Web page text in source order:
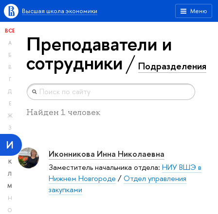
Меню
Высшая школа экономики
ВСЕ
А
Б
В
Г
Д
Е
Ж
З
И
К
Л
М
Н
О
Преподаватели и
сотрудники Подразделения
Найден 1 человек
Иконникова Инна Николаевна
Заместитель начальника отдела: НИУ ВШЭ в
Нижнем Новгороде /Отдел управления
закупками